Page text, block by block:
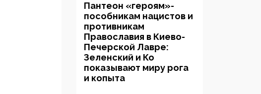
Пантеон «героям»-
пособникам нацистов и
противникам
Православия в Киево-
Печерской Лавре:
Зеленский и Ко
показывают миру рога
и копыта